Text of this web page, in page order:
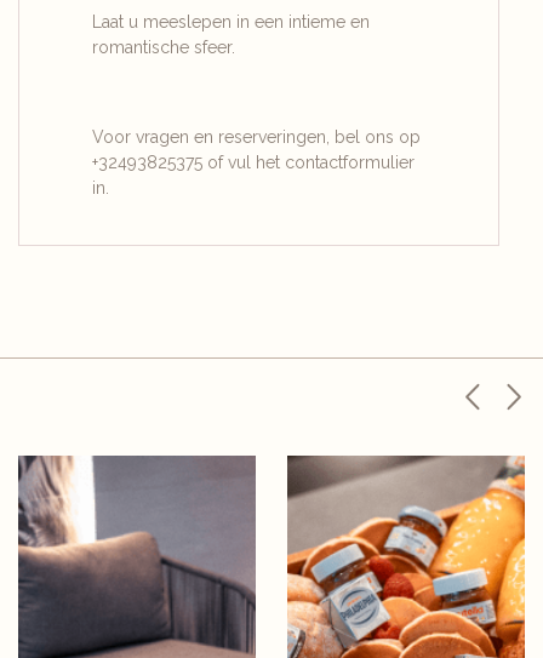
Laat u meeslepen in een intieme en
romantische sfeer.
Voor vragen en reserveringen, bel ons op
+32493825375 of vul het contactformulier
in.